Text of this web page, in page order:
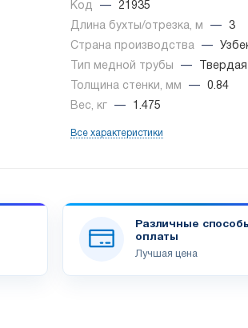
Код —
21935
Длина бухты/отрезка, м
—
3
Страна производства
—
Тип медной трубы
—
Толщина стенки, мм
—
0.84
Вес, кг
— 1.475
Все характеристики
Различные
оплаты
Лучшая цена